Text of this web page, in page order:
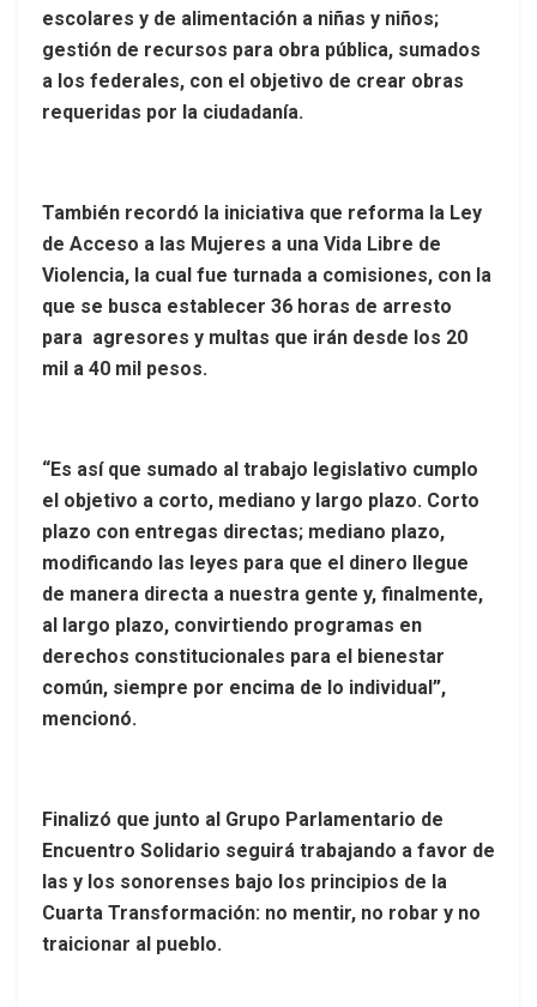
escolares y de alimentación a niñas y niños;
gestión de recursos para obra pública, sumados
a los federales, con el objetivo de crear obras
requeridas por la ciudadanía.
También recordó la iniciativa que reforma la Ley
de Acceso a las Mujeres a una Vida Libre de
Violencia, la cual fue turnada a comisiones, con la
que se busca establecer 36 horas de arresto
para agresores y multas que irán desde los 20
mil a 40 mil pesos.
“Es así que sumado al trabajo legislativo cumplo
el objetivo a corto, mediano y largo plazo. Corto
plazo con entregas directas; mediano plazo,
modificando las leyes para que el dinero llegue
de manera directa a nuestra gente y, finalmente,
al largo plazo, convirtiendo programas en
derechos constitucionales para el bienestar
común, siempre por encima de lo individual”,
mencionó.
Finalizó que junto al Grupo Parlamentario de
Encuentro Solidario seguirá trabajando a favor de
las y los sonorenses bajo los principios de la
Cuarta Transformación: no mentir, no robar y no
traicionar al pueblo.